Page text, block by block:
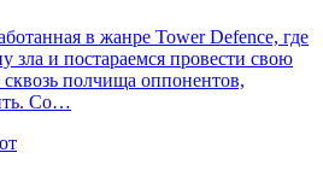
в жанре Tower Defence, где
зла и постараемся провести свою
полчища оппонентов,
Со…